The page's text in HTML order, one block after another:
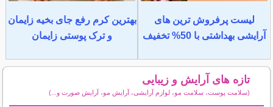
لیست پرفروش ترین های
آرایشی بهداشتی با 50% تخفیف
بهترین کرم رفع جای بخیه زایمان
و ترک پوستی زایمان
تازه های آرایش و زیبایی
(سلامت پوست، سلامت مو، لوازم آرایشی، آرایش مو، آرایش صورت و...)